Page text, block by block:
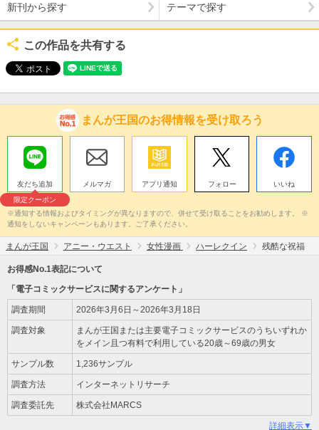
新刊から探す テーマで探す
この作品を共有する
まんが王国のお得情報を受け取ろう
友だち追加
限定クーポン
メルマガ アプリ通知 フォロー いいね
※通知する情報およびタイミングが異なりますので、併せて受け取ることをお勧めします。 ※
通知をしないキャンペーンもあります。ご了承ください。
まんが王国 アニー・ウエスト 女性漫画 ハーレクイン 残酷な祝福
お得感No.1表記について
「電子コミックサービスに関するアンケート」
調査期間 2026年3月6日～2026年3月18日
調査対象
まんが王国または主要電子コミックサービスのうちいずれか
をメイン且つ有料で利用している20歳～69歳の男女
サンプル数 1,236サンプル
調査方法 インターネットリサーチ
調査委託先 株式会社MARCS
詳細表示▼